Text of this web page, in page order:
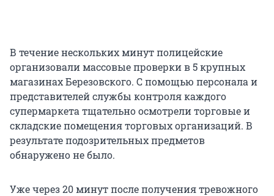
В течение нескольких минут полицейские
организовали массовые проверки в 5 крупных
магазинах Березовского. С помощью персонала и
представителей службы контроля каждого
супермаркета тщательно осмотрели торговые и
складские помещения торговых организаций. В
результате подозрительных предметов
обнаружено не было.
Уже через 20 минут после получения тревожного